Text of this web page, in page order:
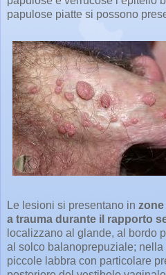
papulose piatte si possono
Le lesioni si presentano in
a trauma durante il rapporto
localizzano al glande, al bordo
al solco balanoprepuziale;
piccole labbra con particolare